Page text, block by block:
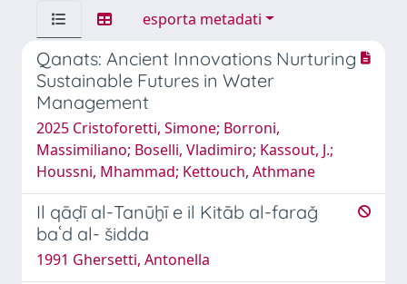
esporta metadati
Qanats: Ancient Innovations Nurturing
Sustainable Futures in Water
Management
2025 Cristoforetti, Simone; Borroni,
Massimiliano; Boselli, Vladimiro; Kassout, J.;
Houssni, Mhammad; Kettouch, Athmane
Il qāḍī al-Tanūḫī e il Kitāb al-faraǧ
baʿd al- šidda
1991 Ghersetti, Antonella